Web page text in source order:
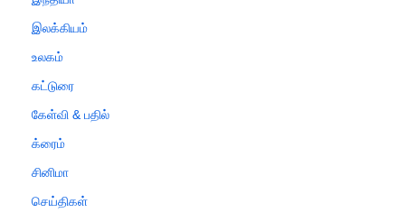
இலக்கியம்
உலகம்
கட்டுரை
கேள்வி & பதில்
க்ரைம்
சினிமா
செய்திகள்